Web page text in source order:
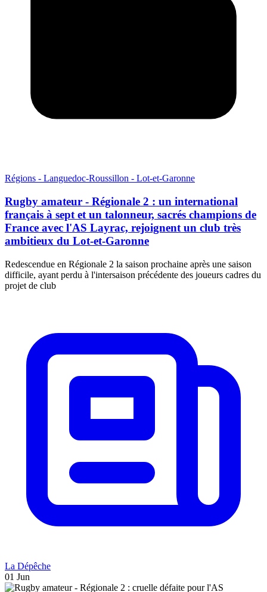
Régions - Languedoc-Roussillon - Lot-et-Garonne
Rugby amateur - Régionale 2 : un international
français à sept et un talonneur, sacrés champions de
France avec l'AS Layrac, rejoignent un club très
ambitieux du Lot-et-Garonne
Redescendue en Régionale 2 la saison prochaine après une saison
difficile, ayant perdu à l'intersaison précédente des joueurs cadres du
projet de club
La Dépêche
01 Jun